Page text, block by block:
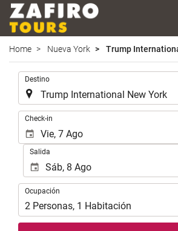
Home Nueva York Trump
Destino
Check-in
Salida
Ocupación
Ocupación
2 Personas, 1 Habitación